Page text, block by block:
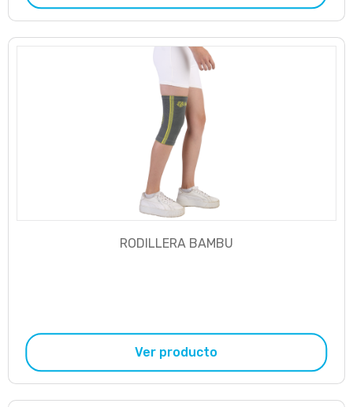
RODILLERA BAMBU
Ver producto